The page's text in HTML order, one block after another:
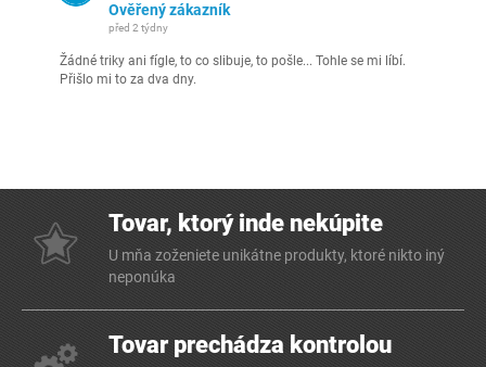
Ověřený zákazník
před 2 týdny
Žádné triky ani fígle, to co slibuje, to pošle... Tohle se mi líbí.
Přišlo mi to za dva dny.
Tovar, ktorý inde nekúpite
U mňa zoženiete unikátne produkty, ktoré nikto iný
neponúka
Tovar prechádza kontrolou